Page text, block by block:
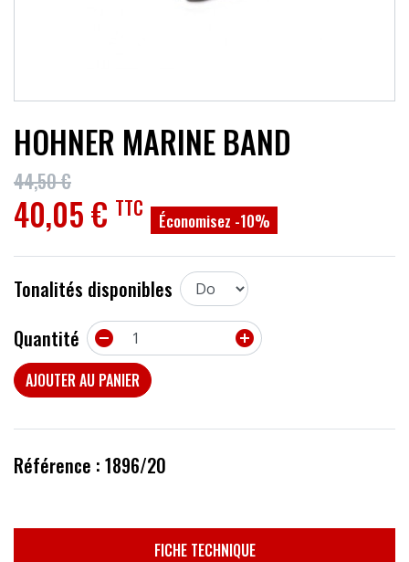
HOHNER MARINE BAND
44,50 €
40,05 € TTC Économisez -10%
Tonalités disponibles
Quantité


AJOUTER AU PANIER
Référence : 1896/20
FICHE TECHNIQUE
ACCESSOIRES
PROMOTIONS